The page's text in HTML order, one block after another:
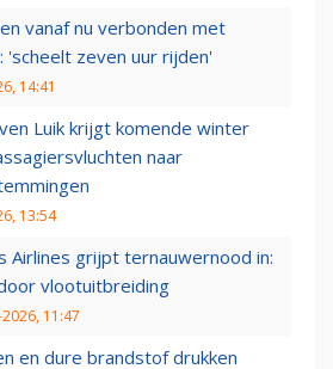
vanaf nu verbonden met
'scheelt zeven uur rijden'
14:41
Luik krijgt komende winter
naar
13:54
Airlines grijpt ternauwernood in:
vlootuitbreiding
11:47
en dure brandstof drukken